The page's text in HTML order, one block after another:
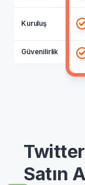
Kuruluş
Güvenilirlik
Satın